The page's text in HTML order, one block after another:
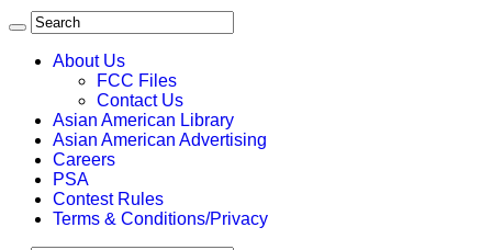
About Us
FCC Files
Contact Us
Asian American Library
Asian American Advertising
Careers
PSA
Contest Rules
Terms & Conditions/Privacy